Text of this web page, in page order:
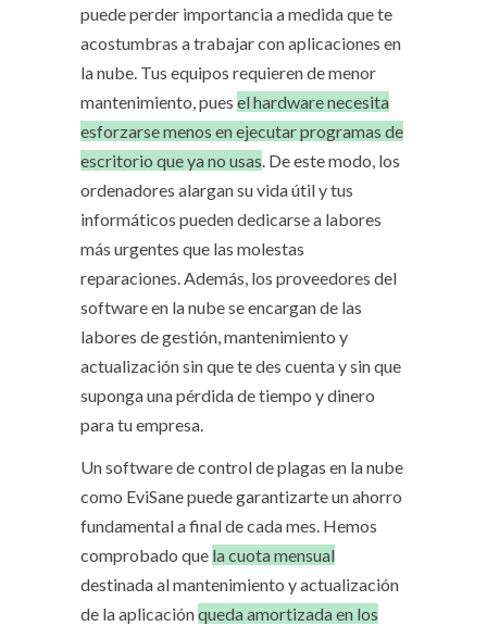
puede perder importancia a medida que te
acostumbras a trabajar con aplicaciones en
la nube. Tus equipos requieren de menor
mantenimiento, pues el hardware necesita
esforzarse menos en ejecutar programas de
escritorio que ya no usas. De este modo, los
ordenadores alargan su vida útil y tus
informáticos pueden dedicarse a labores
más urgentes que las molestas
reparaciones. Además, los proveedores del
software en la nube se encargan de las
labores de gestión, mantenimiento y
actualización sin que te des cuenta y sin que
suponga una pérdida de tiempo y dinero
para tu empresa.
Un software de control de plagas en la nube
como EviSane puede garantizarte un ahorro
fundamental a final de cada mes. Hemos
comprobado que la cuota mensual
destinada al mantenimiento y actualización
de la aplicaciónqueda amortizada en los